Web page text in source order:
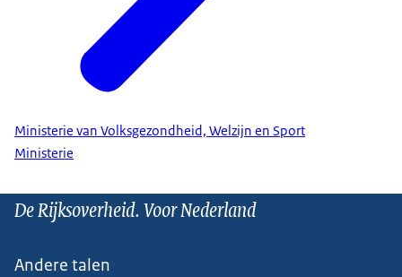
Ministerie van Volksgezondheid, Welzijn en Sport
Ministerie
De Rijksoverheid. Voor Nederland
Andere talen